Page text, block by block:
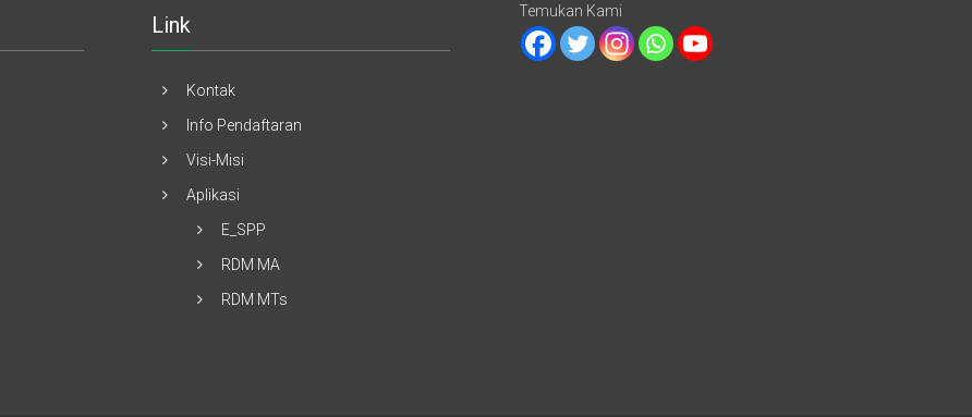
Link
Kontak
Info Pendaftaran
Visi-Misi
Aplikasi
E_SPP
RDM MA
RDM MTs
Temukan Kami